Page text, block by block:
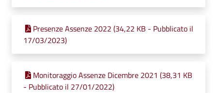
Presenze Assenze 2022 (34,22 KB - Pubblicato il
17/03/2023)
Monitoraggio Assenze Dicembre 2021 (38,31 KB
- Pubblicato il 27/01/2022)